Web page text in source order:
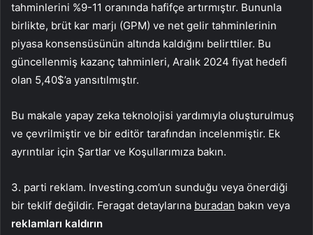
tahminlerini %9-11 oranında hafifçe artırmıştır. Bununla
birlikte, brüt kar marjı (GPM) ve net gelir tahminlerinin
piyasa konsensüsünün altında kaldığını belirttiler. Bu
güncellenmiş kazanç tahminleri, Aralık 2024 fiyat hedefi
olan 5,40$’a yansıtılmıştır.
Bu makale yapay zeka teknolojisi yardımıyla oluşturulmuş
ve çevrilmiştir ve bir editör tarafından incelenmiştir. Ek
ayrıntılar için Şartlar ve Koşullarımıza bakın.
3. parti reklam. Investing.com’un sunduğu veya önerdiği
bir teklif değildir. Feragat detaylarına buradan bakın veya
reklamları kaldırın